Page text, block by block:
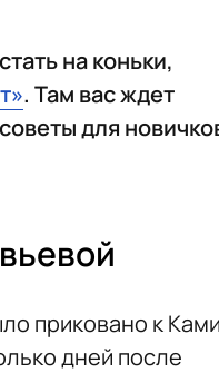
на коньки,
. Там вас ждет
для
приковано к
дней после